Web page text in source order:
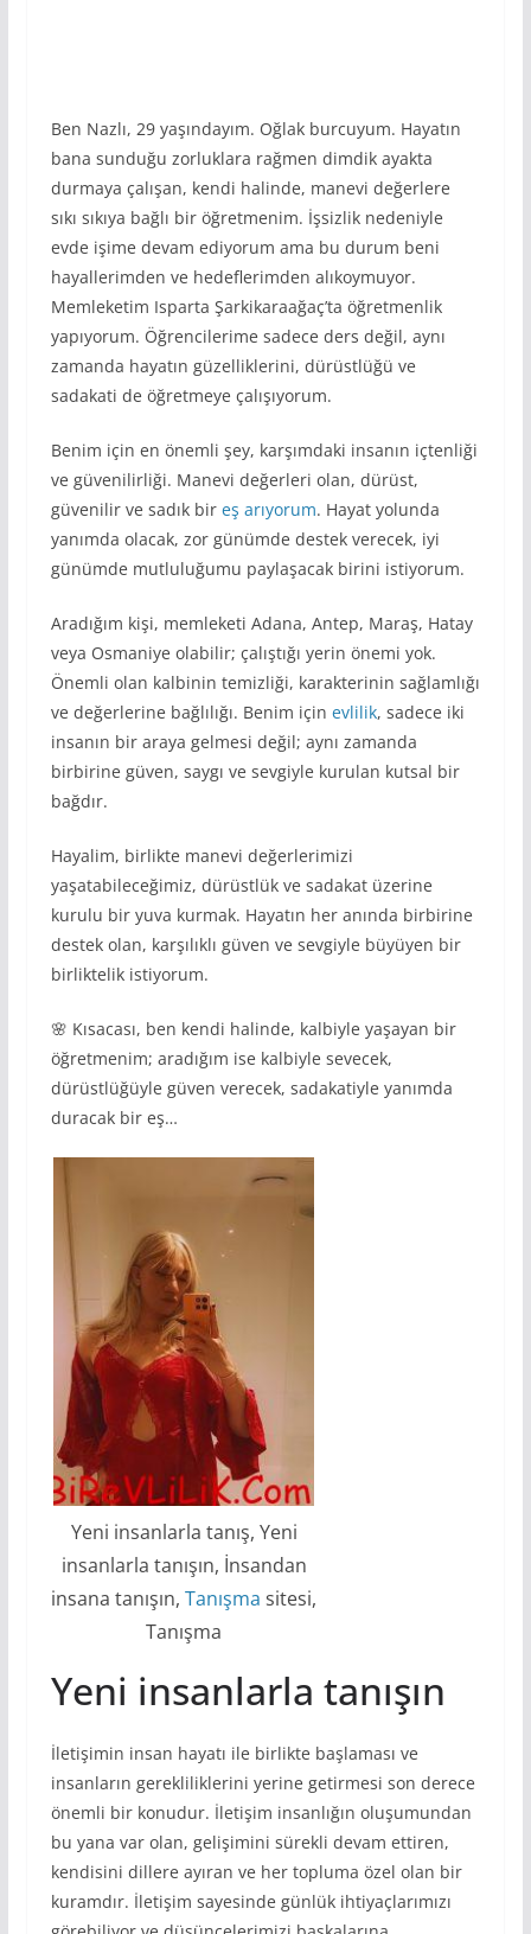
Ben Nazlı, 29 yaşındayım. Oğlak burcuyum. Hayatın
bana sunduğu zorluklara rağmen dimdik ayakta
durmaya çalışan, kendi halinde, manevi değerlere
sıkı sıkıya bağlı bir öğretmenim. İşsizlik nedeniyle
evde işime devam ediyorum ama bu durum beni
hayallerimden ve hedeflerimden alıkoymuyor.
Memleketim Isparta Şarkikaraağaç’ta öğretmenlik
yapıyorum. Öğrencilerime sadece ders değil, aynı
zamanda hayatın güzelliklerini, dürüstlüğü ve
sadakati de öğretmeye çalışıyorum.
Benim için en önemli şey, karşımdaki insanın içtenliği
ve güvenilirliği. Manevi değerleri olan, dürüst,
güvenilir ve sadık bir eş arıyorum. Hayat yolunda
yanımda olacak, zor günümde destek verecek, iyi
günümde mutluluğumu paylaşacak birini istiyorum.
Aradığım kişi, memleketi Adana, Antep, Maraş, Hatay
veya Osmaniye olabilir; çalıştığı yerin önemi yok.
Önemli olan kalbinin temizliği, karakterinin sağlamlığı
ve değerlerine bağlılığı. Benim için evlilik, sadece iki
insanın bir araya gelmesi değil; aynı zamanda
birbirine güven, saygı ve sevgiyle kurulan kutsal bir
bağdır.
Hayalim, birlikte manevi değerlerimizi
yaşatabileceğimiz, dürüstlük ve sadakat üzerine
kurulu bir yuva kurmak. Hayatın her anında birbirine
destek olan, karşılıklı güven ve sevgiyle büyüyen bir
birliktelik istiyorum.
🌸 Kısacası, ben kendi halinde, kalbiyle yaşayan bir
öğretmenim; aradığım ise kalbiyle sevecek,
dürüstlüğüyle güven verecek, sadakatiyle yanımda
duracak bir eş…
Yeni insanlarla tanış, Yeni
insanlarla tanışın, İnsandan
insana tanışın,Tanışma sitesi,
Tanışma
Yeni insanlarla tanışın
İletişimin insan hayatı ile birlikte başlaması ve
insanların gerekliliklerini yerine getirmesi son derece
önemli bir konudur. İletişim insanlığın oluşumundan
bu yana var olan, gelişimini sürekli devam ettiren,
kendisini dillere ayıran ve her topluma özel olan bir
kuramdır. İletişim sayesinde günlük ihtiyaçlarımızı